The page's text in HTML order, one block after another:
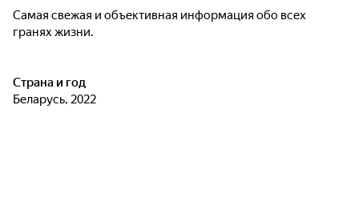
Самая свежая и объективная информация обо всех
гранях жизни.
Страна и год
Беларусь, 2022